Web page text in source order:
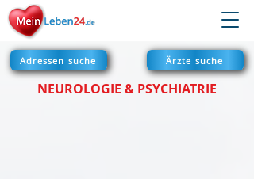
Adressen suche Ärzte suche
NEUROLOGIE & PSYCHIATRIE